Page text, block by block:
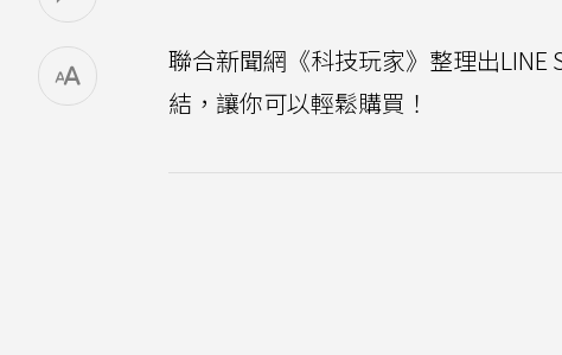
聯合新聞網《科技玩家》整理出LINE
結，讓你可以輕鬆購買！